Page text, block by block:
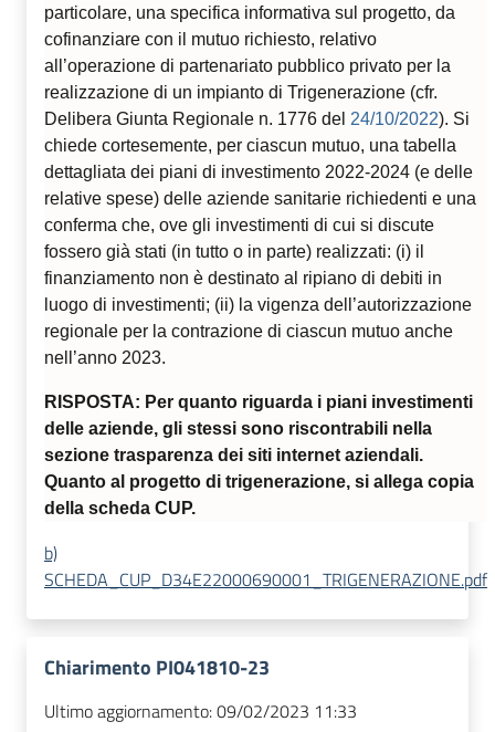
particolare, una specifica informativa sul progetto, da
cofinanziare con il mutuo richiesto, relativo
all’operazione di partenariato pubblico privato per la
realizzazione di un impianto di Trigenerazione (cfr.
Delibera Giunta Regionale n. 1776 del 24/10/2022). Si
chiede cortesemente, per ciascun mutuo, una tabella
dettagliata dei piani di investimento 2022-2024 (e delle
relative spese) delle aziende sanitarie richiedenti e una
conferma che, ove gli investimenti di cui si discute
fossero già stati (in tutto o in parte) realizzati: (i) il
finanziamento non è destinato al ripiano di debiti in
luogo di investimenti; (ii) la vigenza dell’autorizzazione
regionale per la contrazione di ciascun mutuo anche
nell’anno 2023.
RISPOSTA: Per quanto riguarda i piani investimenti
delle aziende, gli stessi sono riscontrabili nella
sezione trasparenza dei siti internet aziendali.
Quanto al progetto di trigenerazione, si allega copia
della scheda CUP.
b)
SCHEDA_CUP_D34E22000690001_TRIGENERAZIONE.pdf
Chiarimento PI041810-23
Ultimo aggiornamento:09/02/2023 11:33